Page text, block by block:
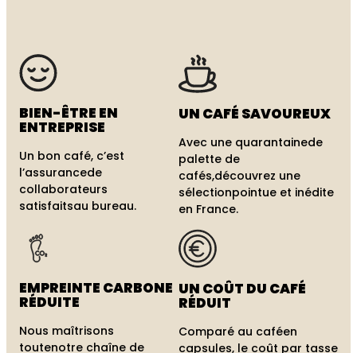
Demander un devis
BIEN-ÊTRE EN
ENTREPRISE
Un bon café, c’est
l’assurancede
collaborateurs
satisfaitsau bureau.
UN CAFÉ SAVOUREUX
Avec une quarantainede
palette de
cafés,découvrez une
sélectionpointue et inédite
en France.
EMPREINTE CARBONE
RÉDUITE
Nous maîtrisons
toutenotre chaîne de
UN COÛT DU CAFÉ
RÉDUIT
Comparé au caféen
capsules, le coût par tasse